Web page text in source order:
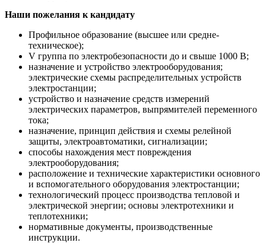
Наши пожелания к кандидату
Профильное образование (высшее или средне-
техническое);
V группа по электробезопасности до и свыше 1000 В;
назначение и устройство электрооборудования;
электрические схемы распределительных устройств
электростанции;
устройство и назначение средств измерений
электрических параметров, выпрямителей переменного
тока;
назначение, принцип действия и схемы релейной
защиты, электроавтоматики, сигнализации;
способы нахождения мест повреждения
электрооборудования;
расположение и технические характеристики основного
и вспомогательного оборудования электростанции;
технологический процесс производства тепловой и
электрической энергии; основы электротехники и
теплотехники;
нормативные документы, производственные
инструкции.